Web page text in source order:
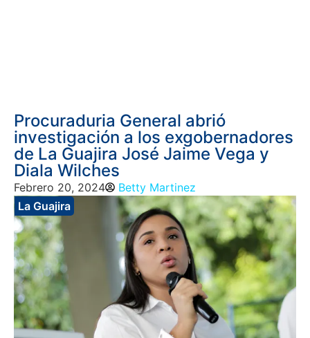
Procuraduria General abrió
investigación a los exgobernadores
de La Guajira José Jaime Vega y
Diala Wilches
Febrero 20, 2024
Betty Martinez
La Guajira